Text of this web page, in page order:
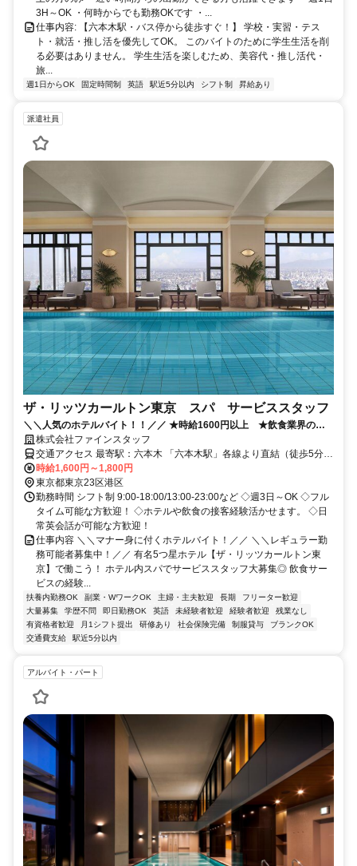
駅からは6分で電車通勤でき、大門駅からで6分、汐留駅からで8分で
電車通勤できます！ 東京メトロ日比谷線では中目黒駅から6分、恵比
寿駅からは4分で、銀座駅からも7分でスムーズにアクセス可能です！
東京メトロ南北線だと目黒駅（10分）、永田町駅（8分）、四ツ谷駅
（10分）で、 東京メトロ千代田線なら赤坂駅（8分）、表参道駅（9
分）と大変便利です！ ※駅近5分以内ですが、車通勤OKですしバイ
【上京相談OK】 東京都や神奈川県横浜市や神奈川県川崎市からの応
募もOK！ 東京で働いてみたい方、六本木で接客に挑戦してみたい方
も歓迎します。 地方からの応募も相談OKです。 採用決定後、規定に
後も新規オープン予定があるため、アルバイトから副店長・店長を目
指したい方も歓迎します。 接客だけでなく、お店づくりや新店舗づ
くりに興味がある方もご相談ください。
3H～OK ・何時からでも勤務OKです ・...
仕事内容: 【六本木駅・バス停から徒歩すぐ！】 学校・実習・テス
ト・就活・推し活を優先してOK。 このバイトのために学生生活を削
る必要はありません。 学生生活を楽しむため、美容代・推し活代・
旅...
週1日からOK 固定時間制 英語 駅近5分以内 シフト制 昇給あり
派遣社員
ザ・リッツカールトン東京 スパ サービススタッフ
＼＼人気のホテルバイト！！／／ ★時給1600円以上 ★飲食業界の経
験が活かせるお仕事 ★社保完備 ★各種手当有
株式会社ファインスタッフ
交通アクセス 最寄駅：六本木 「六本木駅」各線より直結（徒歩5分程
度） 「乃木坂駅」より徒歩9分 「六本木一丁目駅」より徒歩15分
時給1,600円～1,800円
東京都東京23区港区
勤務時間 シフト制 9:00-18:00/13:00-23:00など ◇週3日～OK ◇フル
タイム可能な方歓迎！ ◇ホテルや飲食の接客経験活かせます。 ◇日
常英会話が可能な方歓迎！
仕事内容 ＼＼マナー身に付くホテルバイト！／／ ＼＼レギュラー勤
務可能者募集中！／／ 有名5つ星ホテル【ザ・リッツカールトン東
京】で働こう！ ホテル内スパでサービススタッフ大募集◎ 飲食サー
ビスの経験...
扶養内勤務OK 副業・WワークOK 主婦・主夫歓迎 長期
フリーター歓迎
大量募集
学歴不問 即日勤務OK 英語 未経験者歓迎 経験者歓迎
残業なし
有資格者歓迎
月1シフト提出 研修あり 社会保険完備 制服貸与
ブランクOK
交通費支給
駅近5分以内
アルバイト・パート